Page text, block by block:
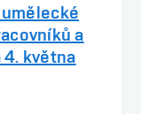
a
května